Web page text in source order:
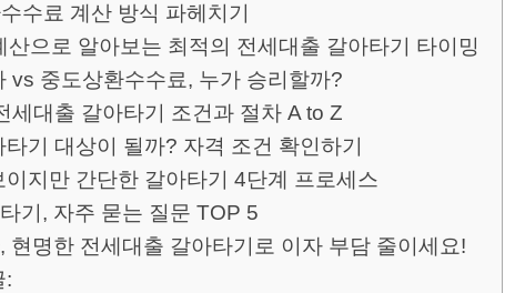
수료 계산 방식 파헤치기
산으로 알아보는 최적의 전세대출 갈아타기 타이밍
vs 중도상환수수료, 누가 승리할까?
세대출 갈아타기 조건과 절차 A to Z
타기 대상이 될까? 자격 조건 확인하기
이지만 간단한 갈아타기 4단계 프로세스
기, 자주 묻는 질문 TOP 5
현명한 전세대출 갈아타기로 이자 부담 줄이세요!
: